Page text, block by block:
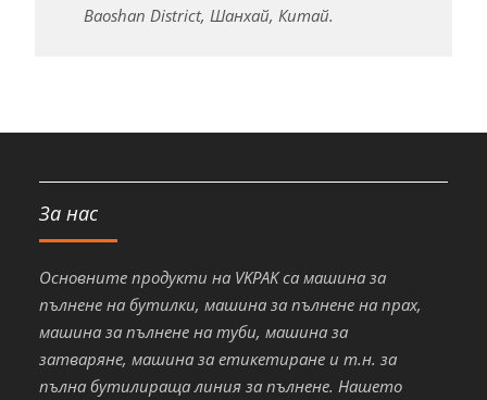
Baoshan District, Шанхай, Китай.
За нас
Основните продукти на VKPAK са машина за
пълнене на бутилки, машина за пълнене на прах,
машина за пълнене на туби, машина за
затваряне, машина за етикетиране и т.н. за
пълна бутилираща линия за пълнене. Нашето